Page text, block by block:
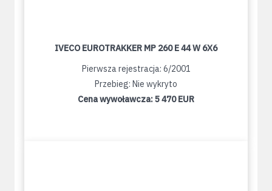
IVECO EUROTRAKKER MP 260 E 44 W 6X6
Pierwsza rejestracja: 6/2001
Przebieg: Nie wykryto
Cena wywoławcza:5 470 EUR